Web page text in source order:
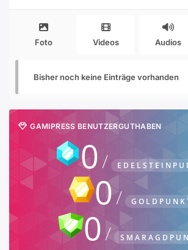
Foto Videos Audios
Bisher noch keine Einträge vorhanden
GAMIPRESS BENUTZERGUTHABEN
0
0
0